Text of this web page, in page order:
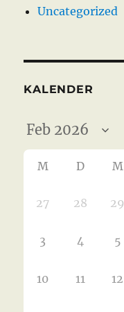
Uncategorized
KALENDER
M D M
27 28 29
3 4 5
10 11 12